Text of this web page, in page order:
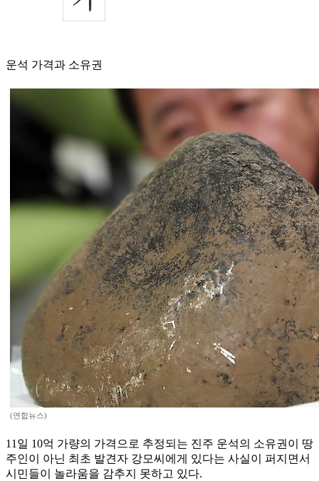
운석 가격과 소유권
(연합뉴스)
11일 10억 가량의 가격으로 추정되는 진주 운석의 소유권이 땅
주인이 아닌 최초 발견자 강모씨에게 있다는 사실이 퍼지면서
시민들이 놀라움을 감추지 못하고 있다.